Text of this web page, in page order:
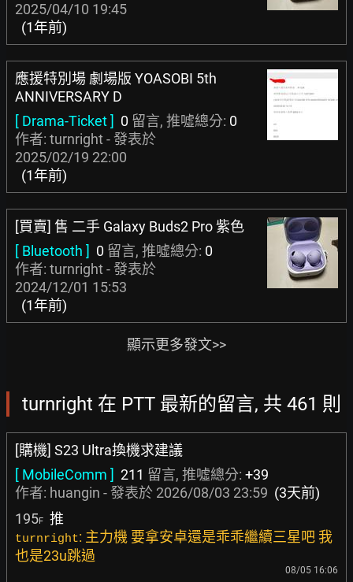
2025/04/10 19:45
(1年前)
應援特別場 劇場版 YOASOBI 5th
ANNIVERSARY D
[ Drama-Ticket ] 0 留言, 推噓總分: 0
作者: turnright - 發表於
2025/02/19 22:00
(1年前)
[買賣] 售 二手 Galaxy Buds2 Pro 紫色
[ Bluetooth ] 0 留言, 推噓總分: 0
作者: turnright - 發表於
2024/12/01 15:53
(1年前)
顯示更多發文>>
turnright 在 PTT 最新的留言, 共 461 則
[購機] S23 Ultra換機求建議
[ MobileComm ] 211 留言, 推噓總分: +39
作者: huangin - 發表於 2026/08/03 23:59 (3天前)
195F 推
turnright: 主力機 要拿安卓還是乖乖繼續三星吧 我
也是23u跳過
08/05 16:06